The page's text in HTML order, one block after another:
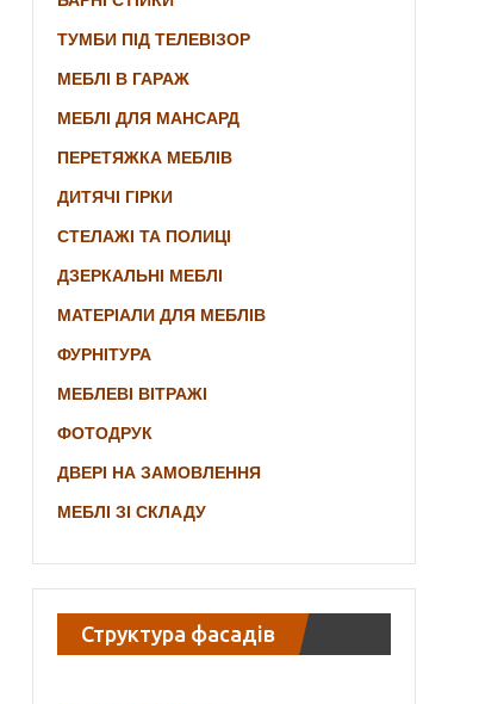
ТУМБИ ПІД ТЕЛЕВІЗОР
МЕБЛІ В ГАРАЖ
МЕБЛІ ДЛЯ МАНСАРД
ПЕРЕТЯЖКА МЕБЛІВ
ДИТЯЧІ ГІРКИ
СТЕЛАЖІ ТА ПОЛИЦІ
ДЗЕРКАЛЬНІ МЕБЛІ
МАТЕРІАЛИ ДЛЯ МЕБЛІВ
ФУРНІТУРА
МЕБЛЕВІ ВІТРАЖІ
ФОТОДРУК
ДВЕРІ НА ЗАМОВЛЕННЯ
МЕБЛІ ЗІ СКЛАДУ
Структура фасадів